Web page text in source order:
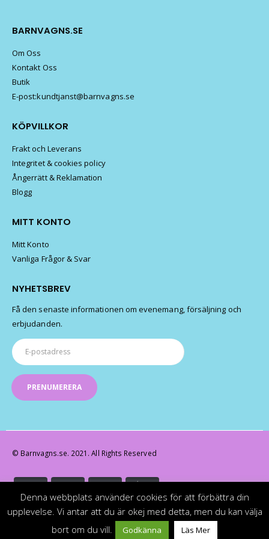
BARNVAGNS.SE
Om Oss
Kontakt Oss
Butik
E-post:kundtjanst@barnvagns.se
KÖPVILLKOR
Frakt och Leverans
Integritet & cookies policy
Ångerrätt & Reklamation
Blogg
MITT KONTO
Mitt Konto
Vanliga Frågor & Svar
NYHETSBREV
Få den senaste informationen om evenemang, försäljning och
erbjudanden.
© Barnvagns.se. 2021. All Rights Reserved
Denna webbplats använder cookies för att förbättra din
upplevelse. Vi antar att du är okej med detta, men du kan välja
bort om du vill.
Godkänna Läs Mer